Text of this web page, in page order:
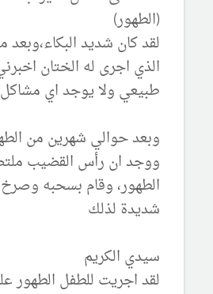
(الطهور)
لقد كان شديد
الذي اجرى له الختان
طبيعي ولا يوجد اي
وبعد حوالي شهرين من
ووجد ان رأس القضيب
الطهور، وقام بسحبه
شديدة لذلك
سيدي الكريم